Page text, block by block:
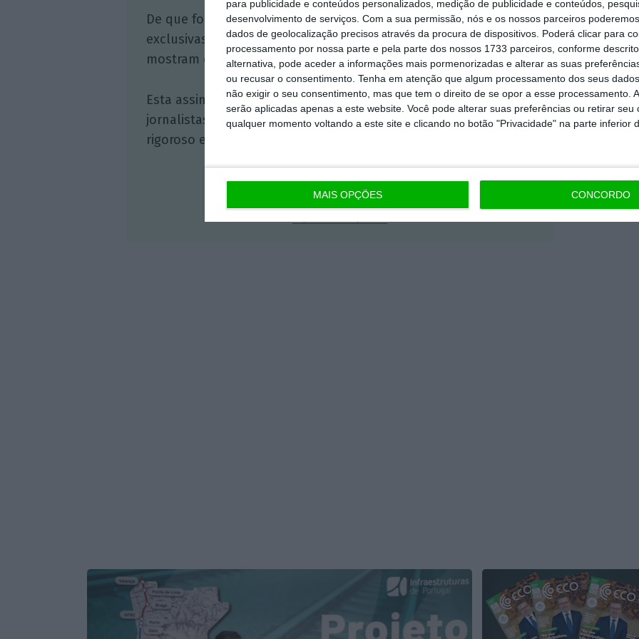
para publicidade e conteúdos personalizados, medição de publicidade e conteúdos,
desenvolvimento de serviços. Com a sua permissão, nós e os nossos parceiros
dados de geolocalização precisos através da procura de dispositivos. Poderá clicar para
processamento por nossa parte e pela parte dos nossos 1733 parceiros, conforme
alternativa, pode aceder a informações mais pormenorizadas e alterar as suas
ou recusar o consentimento. Tenha em atenção que algum processamento dos seus
não exigir o seu consentimento, mas que tem o direito de se opor a esse processamento.
serão aplicadas apenas a este website. Você pode alterar suas preferências ou retirar seu
qualquer momento voltando a este site e clicando no botão "Privacidade" na parte inferior
MAIS OPÇÕES CONCORDO
De que forma? Assine o ECO Premium e tenha acesso a notícias
exclusivas, à opinião que conta, às reportagens e especiais que
mostram o outro lado da história.
Esta assinatura é uma forma de apoiar o ECO e os seus
jornalistas. A nossa contrapartida é o jornalismo independente,
rigoroso e credível.
Assine já